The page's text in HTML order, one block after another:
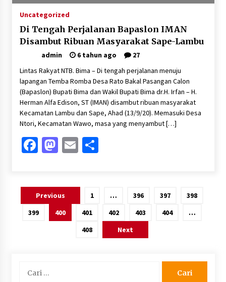
Uncategorized
Di Tengah Perjalanan Bapaslon IMAN
Disambut Ribuan Masyarakat Sape-Lambu
admin 6 tahun ago
27
Lintas Rakyat NTB. Bima – Di tengah perjalanan menuju
lapangan Temba Romba Desa Rato Bakal Pasangan Calon
(Bapaslon) Bupati Bima dan Wakil Bupati Bima dr.H. Irfan – H.
Herman Alfa Edison, ST (IMAN) disambut ribuan masyarakat
Kecamatan Lambu dan Sape, Ahad (13/9/20). Memasuki Desa
Ntori, Kecamatan Wawo, masa yang menyambut […]
Facebook
Mastodon
EmailShare
Paginasi
pos
Previous 1 … 396 397
398
399
400 401 402 403 404
…
408
Next
untuk: